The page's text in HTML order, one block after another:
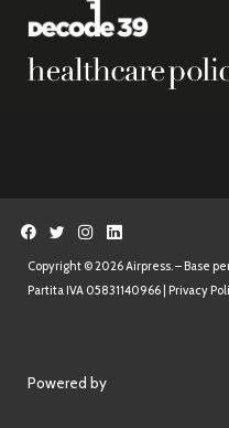
Copyright © 2026 Airpress. – Base
Partita IVA 05831140966 | Privacy
Powered by